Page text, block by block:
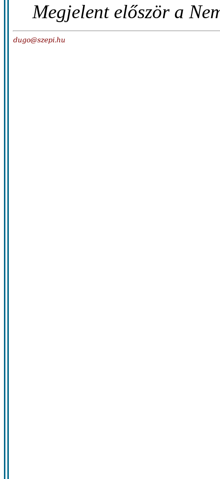
Megjelent először a